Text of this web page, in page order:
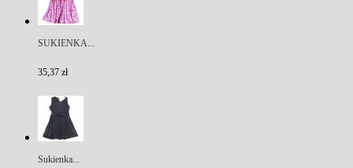
SUKIENKA...
35,37 zł
Sukienka...